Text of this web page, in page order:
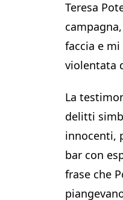
Teresa
faccia e
violentata
La
delitti
innocenti,
bar con
frase che